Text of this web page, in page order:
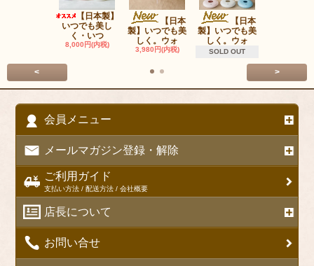
【日本製】
いつでも美し
く・いつ
8,000円(内税)
【日本
製】いつでも美
しく。ウォ
3,980円(内税)
【日本
製】いつでも美
しく。ウォ
SOLD OUT
< >
会員メニュー
メールマガジン登録・解除
ご利用ガイド
支払い方法 / 配送方法 / 会社概要
店長について
お問い合せ